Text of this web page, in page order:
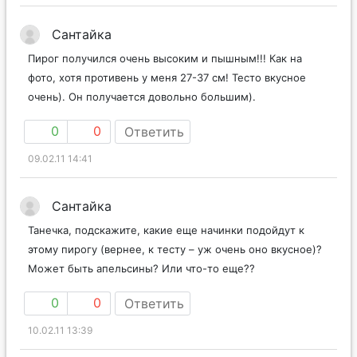
Сантайка
Пирог получился очень высоким и пышным!!! Как на
фото, хотя противень у меня 27-37 см! Тесто вкусное
очень). Он получается довольно большим).
0 0 Ответить
09.02.11 14:41
Сантайка
Танечка, подскажите, какие еще начинки подойдут к
этому пирогу (вернее, к тесту – уж очень оно вкусное)?
Может быть апельсины? Или что-то еще??
0 0 Ответить
10.02.11 13:39